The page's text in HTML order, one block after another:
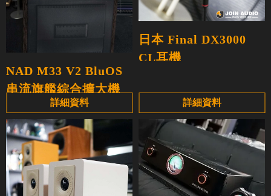
NAD M33 V2 BluOS
串流旗艦綜合擴大機
詳細資料
日本 Final DX3000
CL耳機
詳細資料